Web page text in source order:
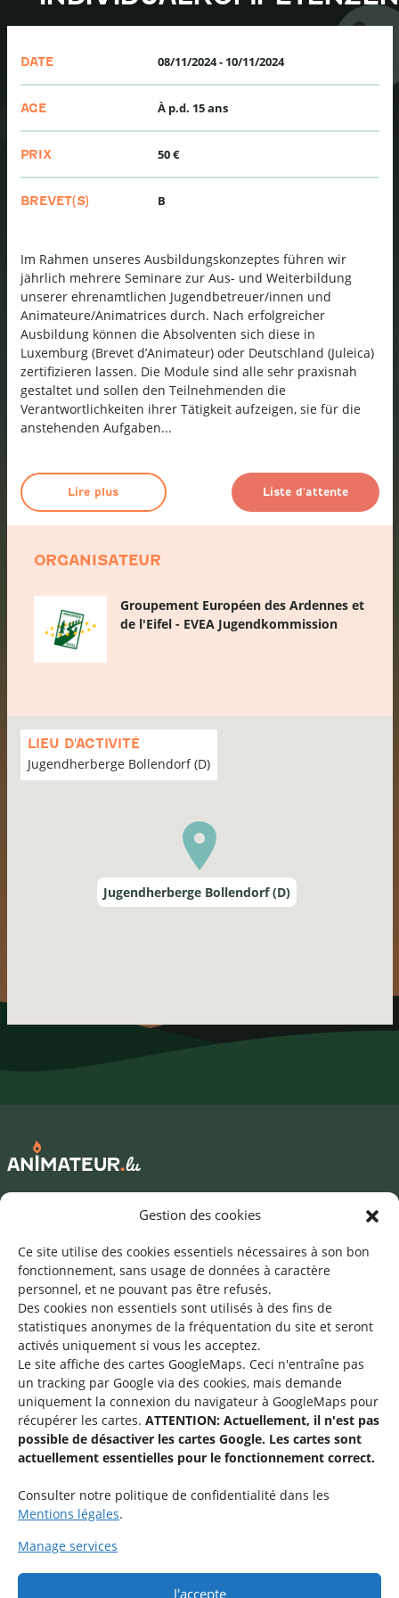
Gestion des cookies
Ce site utilise des cookies essentiels nécessaires à son bon
fonctionnement, sans usage de données à caractère
personnel, et ne pouvant pas être refusés.
Des cookies non essentiels sont utilisés à des fins de
statistiques anonymes de la fréquentation du site et seront
activés uniquement si vous les acceptez.
Le site affiche des cartes GoogleMaps. Ceci n'entraîne pas
un tracking par Google via des cookies, mais demande
uniquement la connexion du navigateur à GoogleMaps pour
récupérer les cartes. ATTENTION: Actuellement, il n'est pas
possible de désactiver les cartes Google. Les cartes sont
actuellement essentielles pour le fonctionnement correct.
Consulter notre politique de confidentialité dans les
Mentions légales.
Manage services
J'accepte
DATE 08/11/2024- 10/11/2024
AGE À p.d. 15 ans
PRIX 50 €
BREVET(S) B
Im Rahmen unseres Ausbildungskonzeptes führen wir
jährlich mehrere Seminare zur Aus- und Weiterbildung
unserer ehrenamtlichen Jugendbetreuer/innen und
Animateure/Animatrices durch. Nach erfolgreicher
Ausbildung können die Absolventen sich diese in
Luxemburg (Brevet d’Animateur) oder Deutschland (Juleica)
zertifizieren lassen. Die Module sind alle sehr praxisnah
gestaltet und sollen den Teilnehmenden die
Verantwortlichkeiten ihrer Tätigkeit aufzeigen, sie für die
anstehenden Aufgaben...
Lire plus Liste d'attente
ORGANISATEUR
Groupement Européen des Ardennes et
de l'Eifel - EVEA Jugendkommission
LIEU D'ACTIVITÉ
Jugendherberge Bollendorf (D)
Passer
carte
Jugendherberge Bollendorf (D)
Mentions légales
Une offre du
Service national de la jeunesse
48-50 rue Charles Martel